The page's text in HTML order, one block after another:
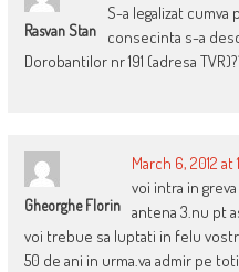
Rasvan Stan
S-a legalizat
consecinta s-a
Dorobantilor nr 191 (adresa
Gheorghe Florin
March 6, 2012 at
voi intra in
antena 3.nu pt
voi trebue sa luptati in felu
50 de ani in urma.va admir pe